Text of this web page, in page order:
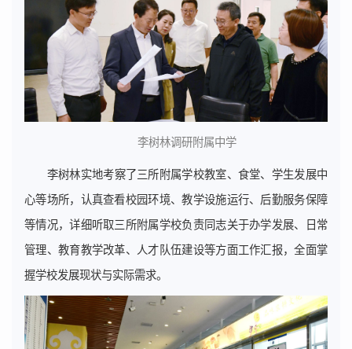
李树林调研附属中学
李树林实地考察了三所附属学校教室、食堂、学生发展中
心等场所，认真查看校园环境、教学设施运行、后勤服务保障
等情况，详细听取三所附属学校负责同志关于办学发展、日常
管理、教育教学改革、人才队伍建设等方面工作汇报，全面掌
握学校发展现状与实际需求。